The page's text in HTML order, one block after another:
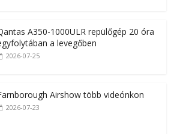
A350-1000ULR repülőgép 20 óra
a levegőben
2026-07-25
Airshow több videónkon
2026-07-23